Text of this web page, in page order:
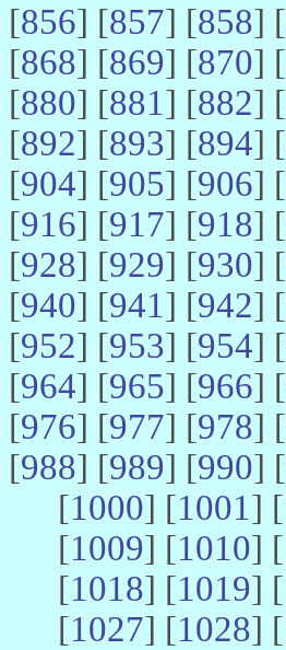
[856] [857] [858] [
[868] [869] [870] [
[880] [881] [882] [
[892] [893] [894] [
[904] [905] [906] [
[916] [917] [918] [
[928] [929] [930] [
[940] [941] [942] [
[952] [953] [954] [
[964] [965] [966] [
[976] [977] [978] [
[988] [989] [990] [
[1000] [1001] [
[1009] [1010] [
[1018] [1019] [
[1027] [1028] [